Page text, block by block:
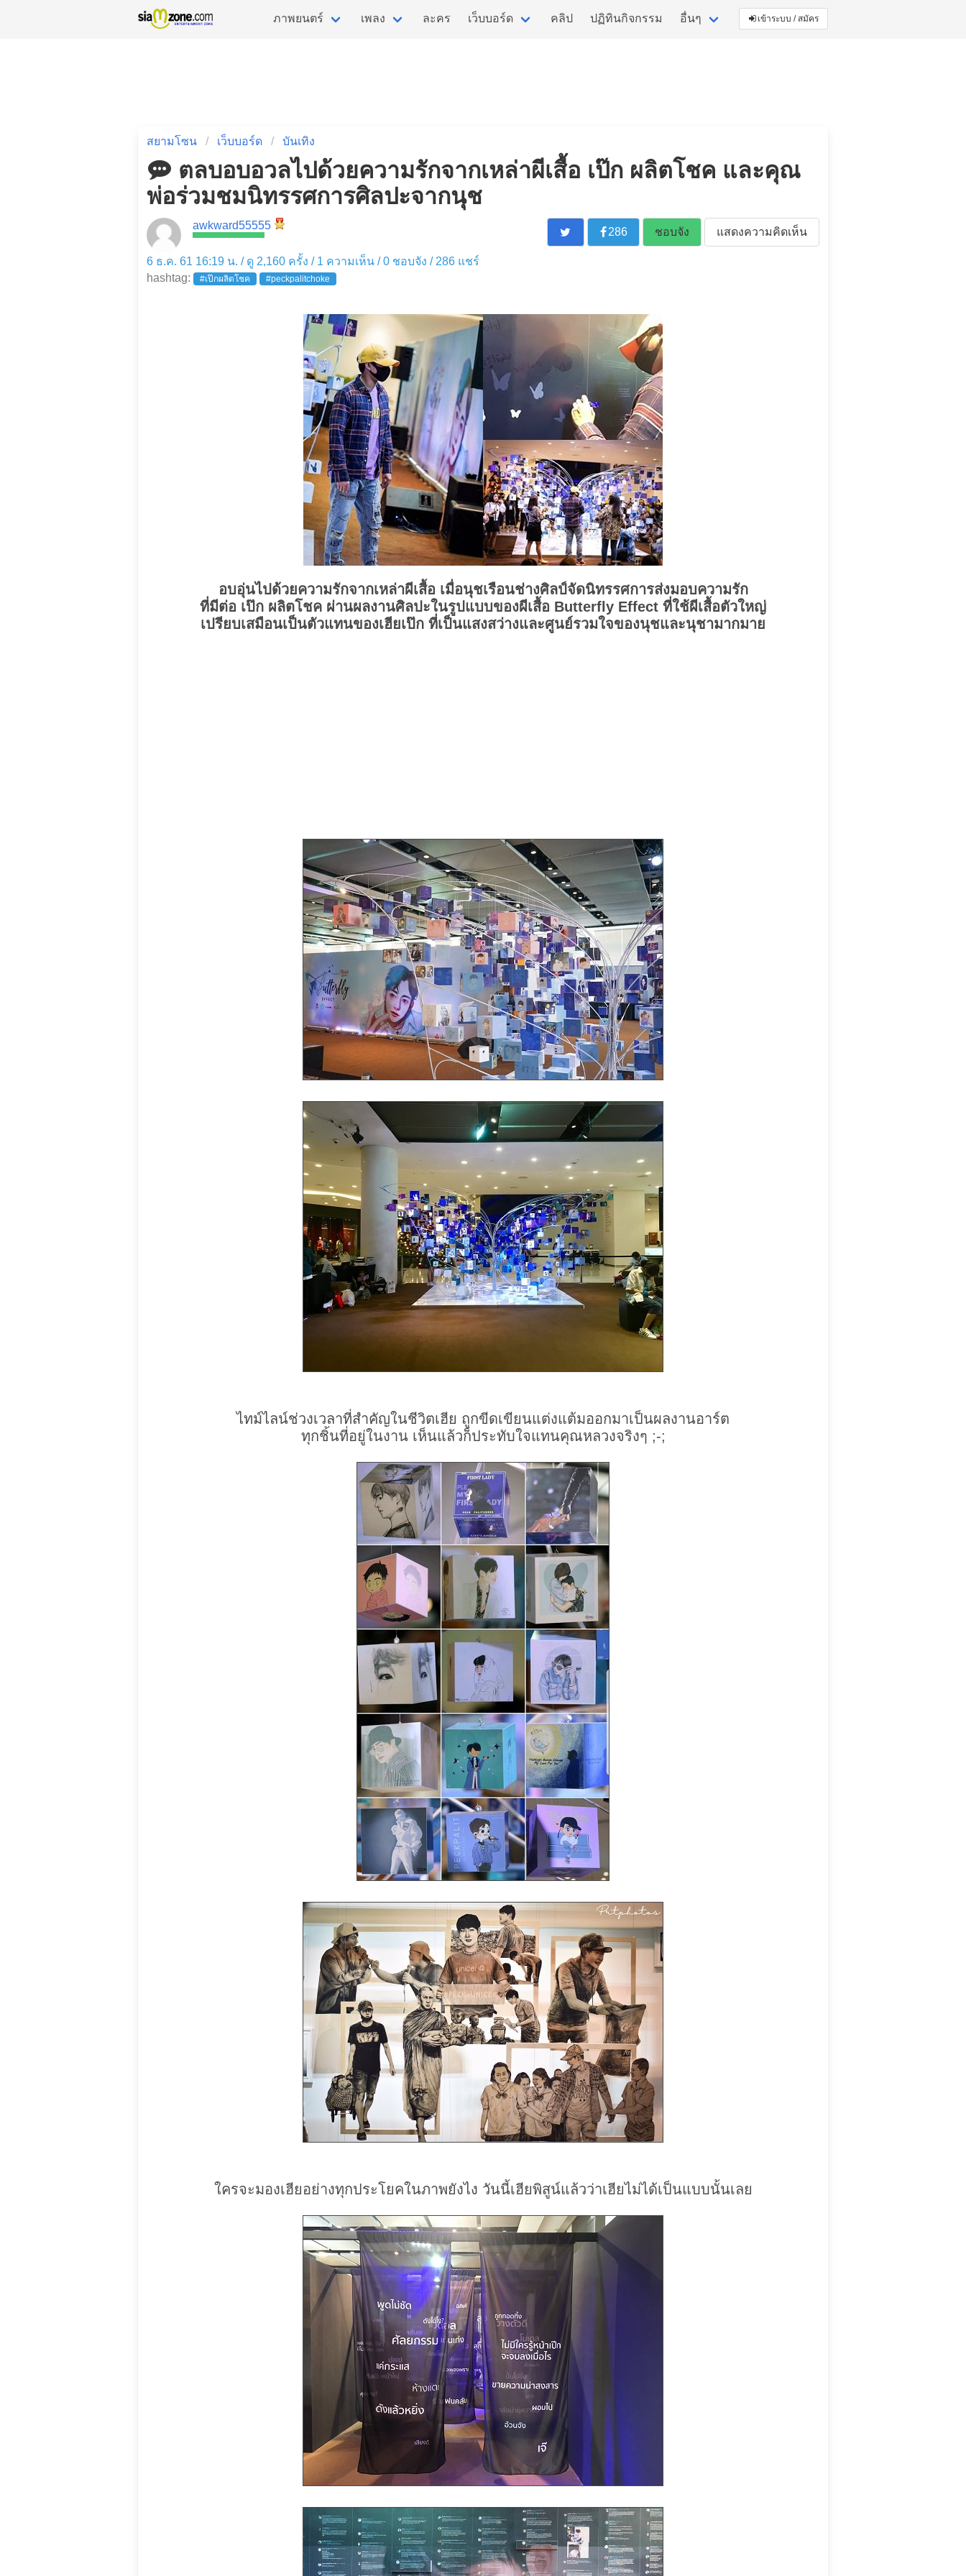
ภาพยนตร์ เพลง ละคร เว็บบอร์ด คลิป ปฏิทินกิจกรรม อื่นๆ เข้าระบบ / สมัคร
สยามโซน เว็บบอร์ด บันเทิง
ตลบอบอวลไปด้วยความรักจากเหล่าผีเสื้อ เป๊ก ผลิตโชค และคุณ
พ่อร่วมชมนิทรรศการศิลปะจากนุช
awkward55555
286 ชอบจัง แสดงความคิดเห็น
6 ธ.ค. 61 16:19 น. / ดู 2,160 ครั้ง / 1 ความเห็น /0 ชอบจัง / 286 แชร์
hashtag:
#เป๊กผลิตโชค #peckpalitchoke
อบอุ่นไปด้วยความรักจากเหล่าผีเสื้อ เมื่อนุชเรือนช่างศิลป์จัดนิทรรศการส่งมอบความรัก
ที่มีต่อ เป๊ก ผลิตโชค ผ่านผลงานศิลปะในรูปแบบของผีเสื้อ Butterfly Effect ที่ใช้ผีเสื้อตัวใหญ่
เปรียบเสมือนเป็นตัวแทนของเฮียเป๊ก ที่เป็นแสงสว่างและศูนย์รวมใจของนุชและนุชามากมาย
ไทม์ไลน์ช่วงเวลาที่สำคัญในชีวิตเฮีย ถูกขีดเขียนแต่งแต้มออกมาเป็นผลงานอาร์ต
ทุกชิ้นที่อยู่ในงาน เห็นแล้วก็ประทับใจแทนคุณหลวงจริงๆ ;-;
ใครจะมองเฮียอย่างทุกประโยคในภาพยังไง วันนี้เฮียพิสูน์แล้วว่าเฮียไม่ได้เป็นแบบนั้นเลย